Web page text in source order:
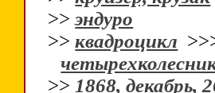
>>эндуро
>>квадроцикл
>> 1868, декабрь,